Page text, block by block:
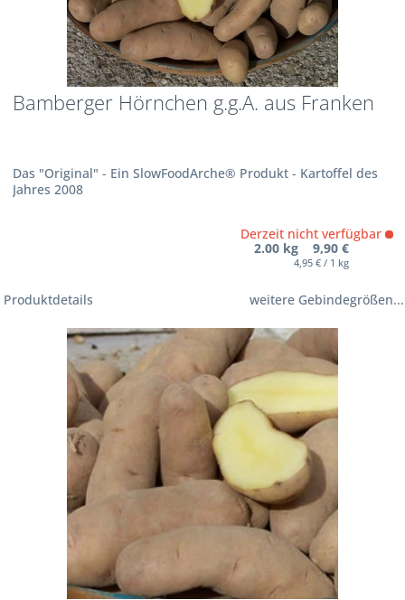
Bamberger Hörnchen g.g.A. aus Franken
Das "Original" - Ein SlowFoodArche® Produkt - Kartoffel des
Jahres 2008
Derzeit nicht verfügbar
2.00 kg 9,90 €
4,95 € / 1 kg
Produktdetails weitere Gebindegrößen...